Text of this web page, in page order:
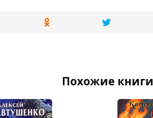
Похожие книги